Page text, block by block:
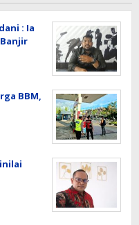
: Ia
BBM,